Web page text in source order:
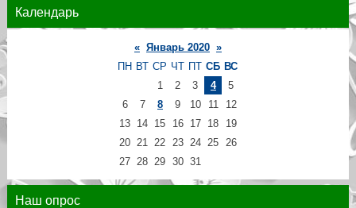
Календарь
« Январь 2020 »
ПН ВТ СР ЧТ ПТ СБ ВС
1
2 3 4
5
6
7 8 9 10 11
12
13 14 15 16 17 18
19
20 21 22 23 24 25
26
27 28 29 30 31
Наш опрос